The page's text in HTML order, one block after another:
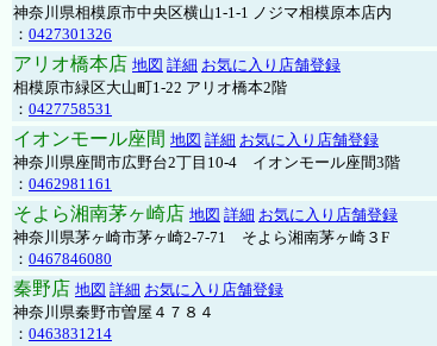
神奈川県相模原市中央区横山1-1-1 ノジマ相模原本店内
： 0427301326
アリオ橋本店 地図 詳細 お気に入り店舗登録
相模原市緑区大山町1-22 アリオ橋本2階
： 0427758531
イオンモール座間 地図 詳細 お気に入り店舗登録
神奈川県座間市広野台2丁目10-4 イオンモール座間3階
： 0462981161
そよら湘南茅ヶ崎店 地図 詳細 お気に入り店舗登録
神奈川県茅ヶ崎市茅ヶ崎2‐7‐71 そよら湘南茅ヶ崎３F
： 0467846080
秦野店 地図 詳細 お気に入り店舗登録
神奈川県秦野市曽屋４７８４
： 0463831214